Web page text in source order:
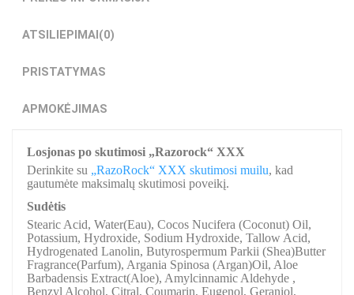
ATSILIEPIMAI(0)
PRISTATYMAS
APMOKĖJIMAS
Losjonas po skutimosi „Razorock“ XXX
Derinkite su „RazoRock“ XXX skutimosi muilu, kad
gautumėte maksimalų skutimosi poveikį.
Sudėtis
Stearic Acid, Water(Eau), Cocos Nucifera (Coconut) Oil,
Potassium, Hydroxide, Sodium Hydroxide, Tallow Acid,
Hydrogenated Lanolin, Butyrospermum Parkii (Shea)Butter
Fragrance(Parfum), Argania Spinosa (Argan)Oil, Aloe
Barbadensis Extract(Aloe), Amylcinnamic Aldehyde ,
Benzyl Alcohol, Citral, Coumarin, Eugenol, Geraniol,